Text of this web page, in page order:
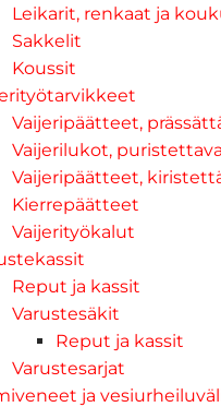
Leikarit, renkaat ja
Sakkelit
Koussit
Vaijeripäätteet,
Vaijerilukot, puristettava
Vaijeripäätteet,
Kierrepäätteet
Vaijerityökalut
Reput ja kassit
Varustesäkit
Reput ja kassit
Varustesarjat
ja